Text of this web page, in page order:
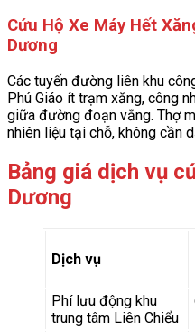
Cứu Hộ Xe Máy Hết
Dương
Các tuyến đường liên khu
Phú Giáo ít trạm xăng, công
giữa đường đoạn vắng. Thợ
nhiên liệu tại chỗ, không cần
Bảng giá dịch vụ
Dương
Dịch vụ
Phí lưu động khu
trung tâm Liên Chiểu